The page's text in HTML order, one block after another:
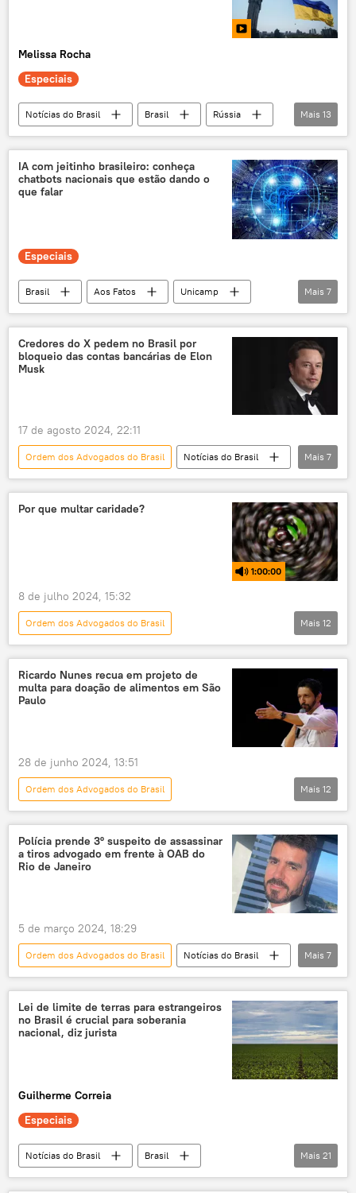
Melissa Rocha
Especiais
Notícias do Brasil Brasil
Rússia
Europa
Moscou
Paraná
Associação Brasileira de Imprensa (ABI)
Vasco
Kremlin
assédio
exclusiva
Mais 13
IA com jeitinho brasileiro: conheça
chatbots nacionais que estão dando o
que falar
Especiais
Brasil Aos Fatos
Unicamp
Google
ChatGPT
inteligência artificial
tecnologia
Ciência e sociedade
tecnologias
Mais 7
Credores do X pedem no Brasil por
bloqueio das contas bancárias de Elon
Musk
17 de agosto 2024, 22:11
Ordem dos Advogados do Brasil
Notícias do Brasil
Américas
Elon Musk
Brasil
Supremo Tribunal Federal (STF)
Judiciário
Mais 7
Por que multar caridade?
1:00:00
8 de julho 2024, 15:32
Ordem dos Advogados do Brasil
Jabuticaba Sem Caroço
Júlio Lancellotti
caridade
São Paulo
Câmara Municipal de São Paulo
podcast
Mais 12
Ricardo Nunes recua em projeto de
multa para doação de alimentos em São
Paulo
28 de junho 2024, 13:51
Ordem dos Advogados do Brasil
Notícias do Brasil
São Paulo
Câmara Municipal
ONGs
população de rua
projeto de lei
eleições 2024
Ricardo Nunes
Mais 12
Polícia prende 3º suspeito de assassinar
a tiros advogado em frente à OAB do
Rio de Janeiro
5 de março 2024, 18:29
Ordem dos Advogados do Brasil
Notícias do Brasil
Rio de Janeiro
advogado
assassinato
Brasil
suspeito
OAB
tiros
Mais 7
Lei de limite de terras para estrangeiros
no Brasil é crucial para soberania
nacional, diz jurista
Guilherme Correia
Especiais
Notícias do Brasil
Brasil
Supremo Tribunal Federal (STF)
STF
Mais 21